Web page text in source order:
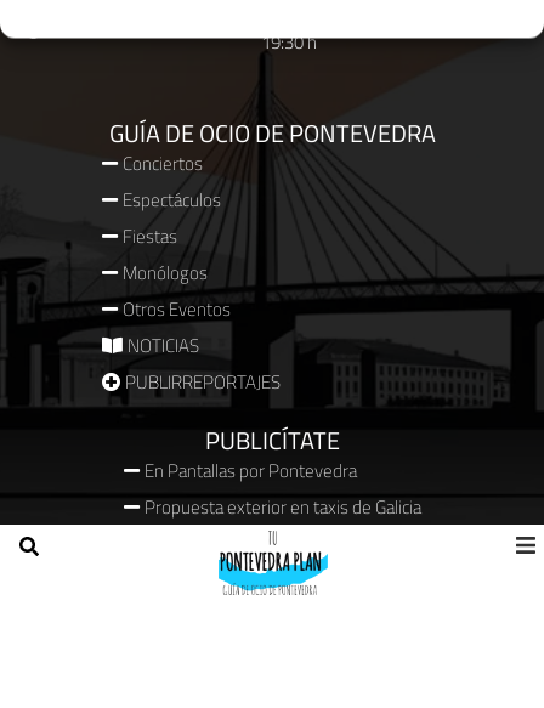
19:30 h
GUÍA DE OCIO DE PONTEVEDRA
Conciertos
Espectáculos
Fiestas
Monólogos
Otros Eventos
NOTICIAS
PUBLIRREPORTAJES
PUBLICÍTATE
En Pantallas por Pontevedra
Propuesta exterior en taxis de Galicia
Eventos a medida
SERVICIOS DIGITALES